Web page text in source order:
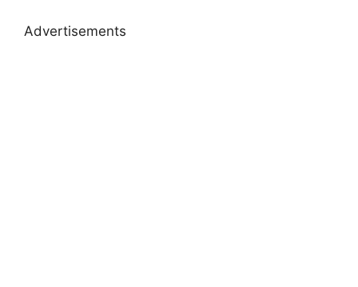
Advertisements